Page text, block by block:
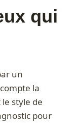
qui
un
la
style de
pour